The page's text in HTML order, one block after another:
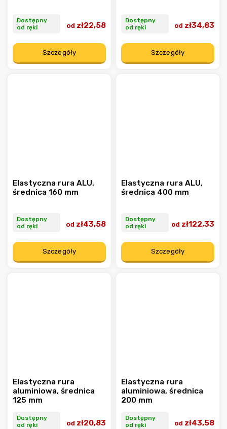
Dostępny
od ręki
od zł22,58
Szczegóły
Dostępny
od ręki
od zł34,83
Szczegóły
Elastyczna rura ALU,
średnica 160 mm
Dostępny
od ręki
od zł43,58
Szczegóły
Elastyczna rura ALU,
średnica 400 mm
Dostępny
od ręki
od zł122,33
Szczegóły
Elastyczna rura
aluminiowa, średnica
125 mm
Dostępny
od ręki
od zł20,83
Elastyczna rura
aluminiowa, średnica
200 mm
Dostępny
od ręki
od zł43,58